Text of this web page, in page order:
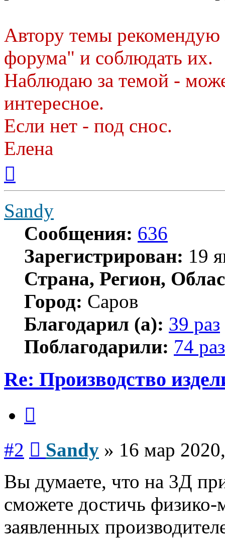
Автору темы рекомендую
форума" и соблюдать их.
Наблюдаю за темой -
интересное.
Если нет - под снос.
Елена
началу
Sandy
Сообщения: 636
Зарегистрирован: 19
Страна, Регион,
Город: Саров
Благодарил (а): 39 раз
Поблагодарили: 74
Re: Производство
#2 Sandy » 16 мар
Вы думаете, что на 3Д
сможете достичь физико-
заявленных